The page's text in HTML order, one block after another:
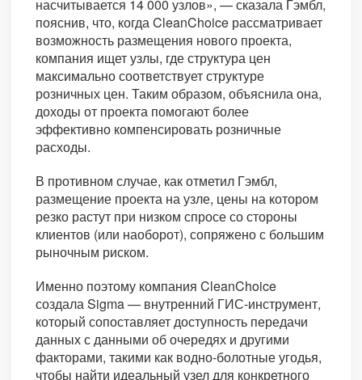
насчитывается 14 000 узлов», — сказала Гэмбл,
пояснив, что, когда CleanChoice рассматривает
возможность размещения нового проекта,
компания ищет узлы, где структура цен
максимально соответствует структуре
розничных цен. Таким образом, объяснила она,
доходы от проекта помогают более
эффективно компенсировать розничные
расходы.
В противном случае, как отметил Гэмбл,
размещение проекта на узле, цены на котором
резко растут при низком спросе со стороны
клиентов (или наоборот), сопряжено с большим
рыночным риском.
Именно поэтому компания CleanChoice
создала Sigma — внутренний ГИС-инструмент,
который сопоставляет доступность передачи
данных с данными об очередях и другими
факторами, такими как водно-болотные угодья,
чтобы найти идеальный узел для конкретного